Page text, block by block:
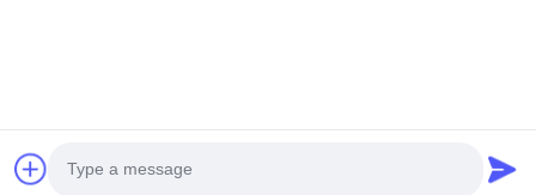
©2025- Huizhou Redde Boo Furniture Co., Ltd.. . Tutti i diritti riservati.